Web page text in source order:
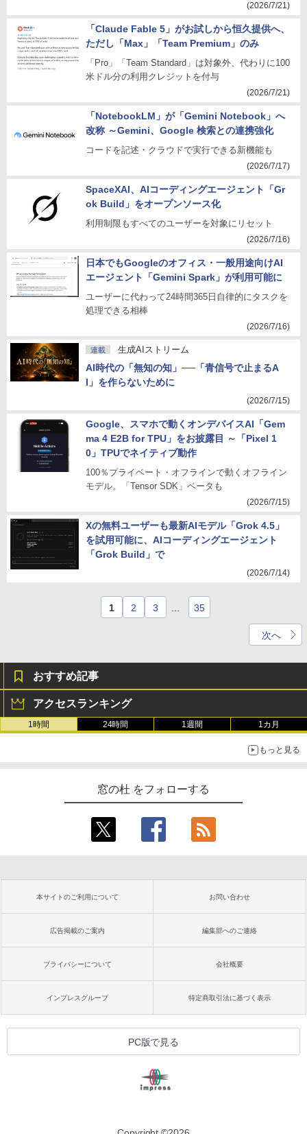
(2026/7/21)
「Claude Fable 5」がお試しから恒久提供へ、
ただし「Max」「Team Premium」のみ
「Pro」「Team Standard」は対象外、代わりに100
米ドル分の利用クレジットを付与
(2026/7/21)
「NotebookLM」が「Gemini Notebook」へ
改称 ～Gemini、Google 検索との連携強化
コードを記述・クラウドで実行できる新機能も
(2026/7/17)
SpaceXAI、AIコーディングエージェント「Gr
ok Build」をオープンソース化
利用制限もすべてのユーザーを対象にリセット
(2026/7/16)
日本でもGoogleのオフィス・一般用途向けAI
エージェント「Gemini Spark」が利用可能に
ユーザーに代わって24時間365日自律的にタスクを
処理できる相棒
(2026/7/16)
連載 生成AIストリーム
AI時代の「無知の知」──「青信号で止まるA
I」を作らないために
(2026/7/15)
Google、スマホで動くオンデバイスAI「Gem
ma 4 E2B for TPU」をお披露目 ～「Pixel 1
0」TPUでネイティブ動作
100％プライベート・オフラインで動くオフライン
モデル。「Tensor SDK」ベータも
(2026/7/15)
Xの無料ユーザーも最新AIモデル「Grok 4.5」
を試用可能に、AIコーディングエージェント
「Grok Build」で
(2026/7/14)
1 2 3 35
次へ
おすすめ記事
アクセスランキング
1時間 24時間 1週間 1カ月
もっと見る
窓の杜 をフォローする
本サイトのご利用について お問い合わせ
広告掲載のご案内 編集部へのご連絡
プライバシーについて 会社概要
インプレスグループ 特定商取引法に基づく表示
PC版で見る